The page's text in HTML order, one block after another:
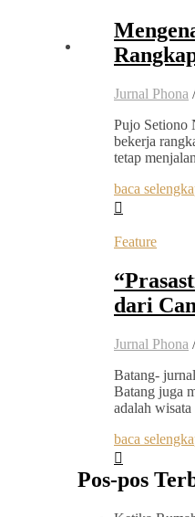
Jurnal Phona /
Pujo Setiono
bekerja
tetap
baca
Feature
dari
Jurnal Phona /
Batang-
Batang juga
adalah
baca
Pos-pos